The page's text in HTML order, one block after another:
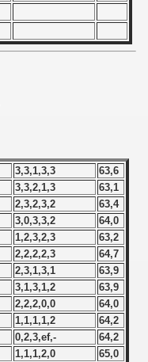
3,3,1,3,3
63,6
3,3,2,1,3
63,1
2,3,2,3,2
63,4
3,0,3,3,2
64,0
1,2,3,2,3
63,2
2,2,2,2,3
64,7
2,3,1,3,1
63,9
3,1,3,1,2
63,9
2,2,2,0,0
64,0
1,1,1,1,2
64,2
0,2,3,ef,-
64,2
1,1,1,2,0
65,0